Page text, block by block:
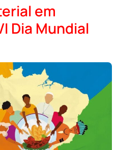
em
Dia Mundial